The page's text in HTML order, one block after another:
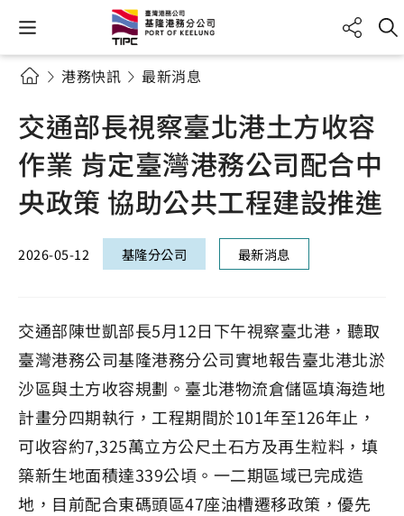
港務快訊 最新消息
交通部長視察臺北港土方收容
作業 肯定臺灣港務公司配合中
央政策 協助公共工程建設推進
2026-05-12 基隆分公司 最新消息
交通部陳世凱部長5月12日下午視察臺北港，聽取
臺灣港務公司基隆港務分公司實地報告臺北港北淤
沙區與土方收容規劃。臺北港物流倉儲區填海造地
計畫分四期執行，工程期間於101年至126年止，
可收容約7,325萬立方公尺土石方及再生粒料，填
築新生地面積達339公頃。一二期區域已完成造
地，目前配合東碼頭區47座油槽遷移政策，優先